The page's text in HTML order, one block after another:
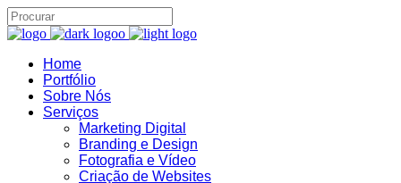
Home
Portfólio
Sobre Nós
Serviços
Marketing Digital
Branding e Design
Fotografia e Vídeo
Criação de Websites
B22
Brand22 Assistente
Online